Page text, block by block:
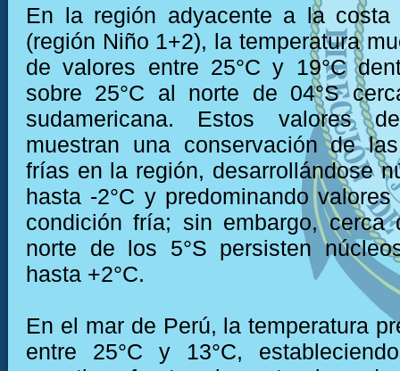
En la región adyacente a la costa
(región Niño 1+2), la temperatura
de valores entre 25°C y 19°C
sobre 25°C al norte de 04°S
sudamericana. Estos valores
muestran una conservación de
frías en la región, desarrollándose
hasta -2°C y predominando
condición fría; sin embargo,
norte de los 5°S persisten
hasta +2°C.
En el mar de Perú, la temperatura
entre 25°C y 13°C,